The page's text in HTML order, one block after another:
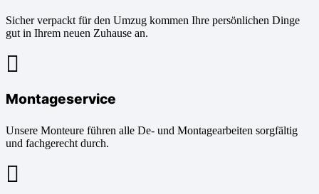
Sicher verpackt für den Umzug kommen Ihre persönlichen Dinge
gut in Ihrem neuen Zuhause an.
Montageservice
Unsere Monteure führen alle De- und Montagearbeiten sorgfältig
und fachgerecht durch.